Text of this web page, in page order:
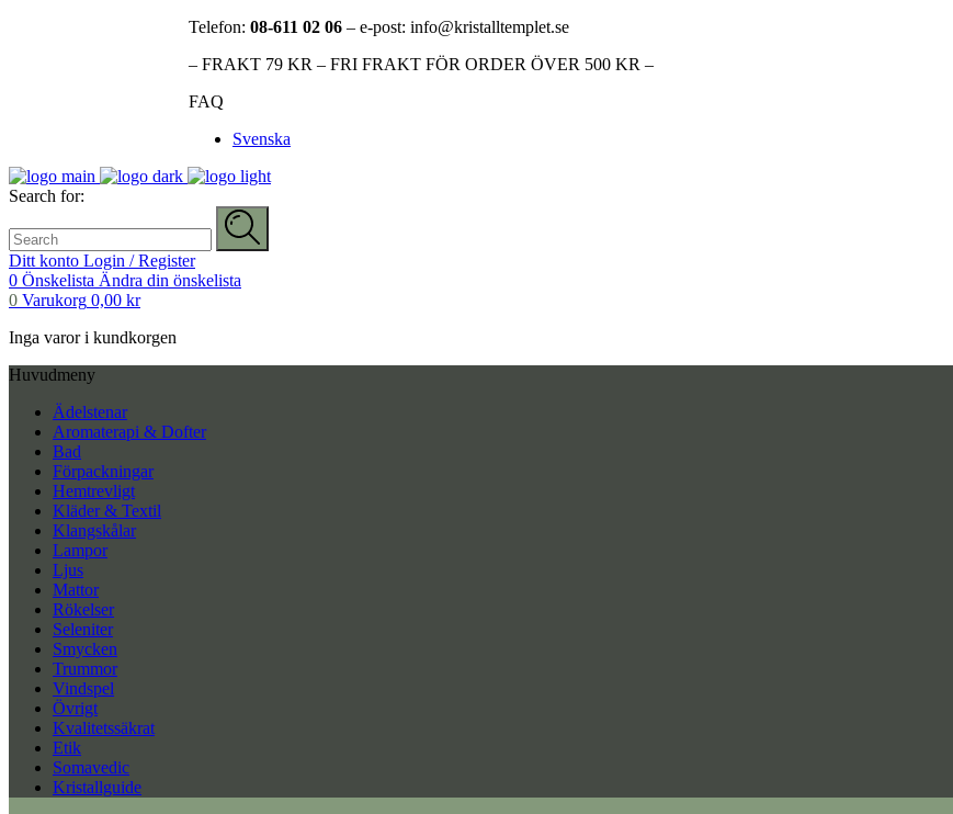
Telefon: 08-611 02 06 – e-post: info@kristalltemplet.se
– FRAKT 79 KR – FRI FRAKT FÖR ORDER ÖVER 500 KR –
FAQ
Svenska
Search for:
Ditt konto Login / Register
0 Önskelista Ändra din önskelista
0 Varukorg 0,00 kr
Inga varor i kundkorgen
Huvudmeny
Ädelstenar
Aromaterapi & Dofter
Bad
Förpackningar
Hemtrevligt
Kläder & Textil
Klangskålar
Lampor
Ljus
Mattor
Rökelser
Seleniter
Smycken
Trummor
Vindspel
Övrigt
Kvalitetssäkrat
Etik
Somavedic
Kristallguide